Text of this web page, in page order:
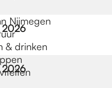
Nijmegen
& drinken
2026
2026